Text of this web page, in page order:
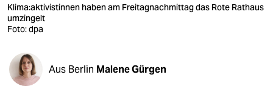
veranstaltungen
fragen & hilfe
Klima:aktivistinnen haben am Freitagnachmittag das Rote Rathaus
umzingelt
Foto: dpa
Aus Berlin Malene Gürgen